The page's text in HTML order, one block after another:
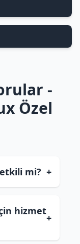
-
Özel
mi? +
hizmet
+